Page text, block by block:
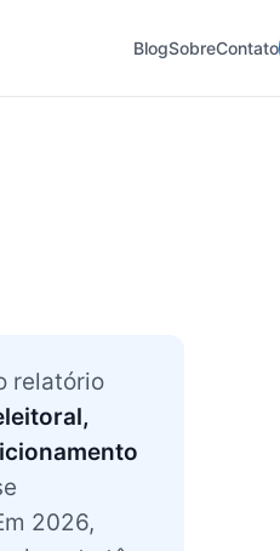
BlogSobreContato
relatório
2026,